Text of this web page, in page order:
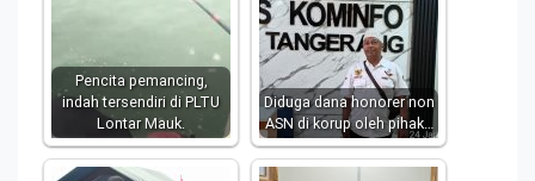
Pencita pemancing,
indah tersendiri di PLTU
Lontar Mauk.
Diduga dana honorer non
ASN di korup oleh pihak…